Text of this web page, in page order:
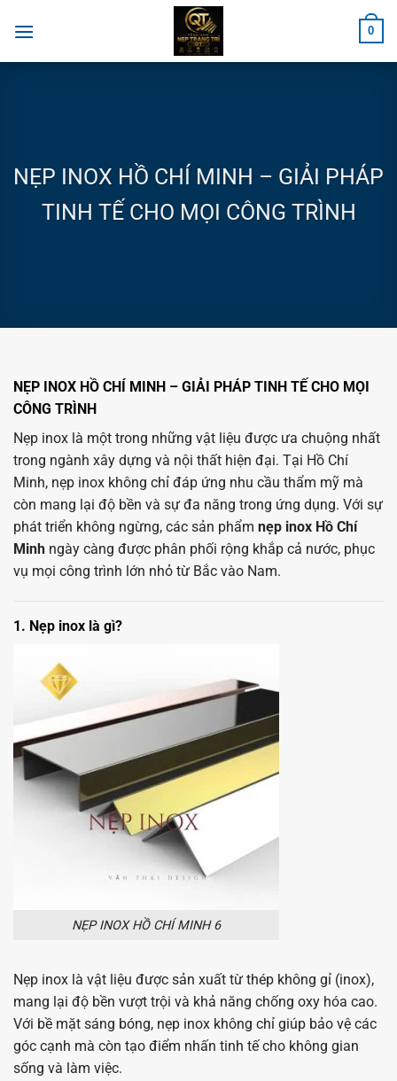
đến
0
NẸP INOX HỒ CHÍ MINH – GIẢI PHÁP
TINH TẾ CHO MỌI CÔNG TRÌNH
NẸP INOX HỒ CHÍ MINH – GIẢI PHÁP TINH TẾ CHO MỌI
CÔNG TRÌNH
Nẹp inox là một trong những vật liệu được ưa chuộng nhất
trong ngành xây dựng và nội thất hiện đại. Tại Hồ Chí
Minh, nẹp inox không chỉ đáp ứng nhu cầu thẩm mỹ mà
còn mang lại độ bền và sự đa năng trong ứng dụng. Với sự
phát triển không ngừng, các sản phẩm nẹp inox Hồ Chí
Minh ngày càng được phân phối rộng khắp cả nước, phục
vụ mọi công trình lớn nhỏ từ Bắc vào Nam.
1. Nẹp inox là gì?
NẸP INOX HỒ CHÍ MINH 6
Nẹp inox là vật liệu được sản xuất từ thép không gỉ (inox),
mang lại độ bền vượt trội và khả năng chống oxy hóa cao.
Với bề mặt sáng bóng, nẹp inox không chỉ giúp bảo vệ các
góc cạnh mà còn tạo điểm nhấn tinh tế cho không gian
sống và làm việc.